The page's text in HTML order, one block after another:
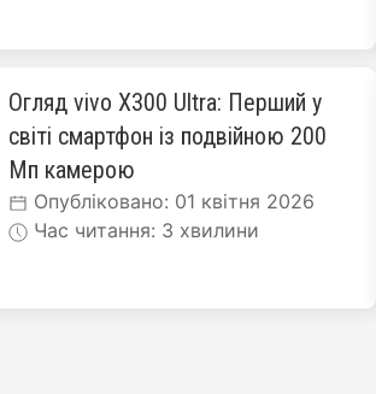
Огляд vivo X300 Ultra: Перший у
світі смартфон із подвійною 200
Мп камерою
Опубліковано: 01 квітня 2026
Час читання: 3 хвилини